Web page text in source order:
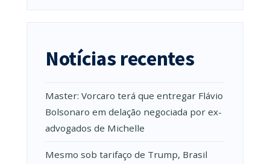
Notícias recentes
Master: Vorcaro terá que entregar Flávio
Bolsonaro em delação negociada por ex-
advogados de Michelle
Mesmo sob tarifaço de Trump, Brasil